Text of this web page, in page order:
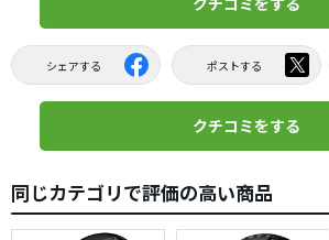
シェアする ポストする
クチコミをする
同じカテゴリで評価の高い商品